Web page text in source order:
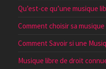
Qu’est-ce qu’une musique
Comment choisir sa
Comment Savoir si une
Musique libre de droit